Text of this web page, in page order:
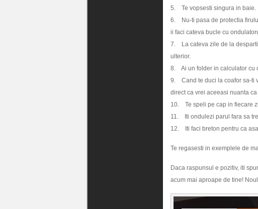
5. Te vopsesti singura in baie.
6. Nu-ti pasa de protectia
ii faci cateva bucle cu
7. La cateva zile de la
ulterior.
8. Ai un folder in calculator cu
9. Cand te duci la coafor sa-ti
direct ca vrei aceeasi nuanta
10. Te speli pe cap in fiecare
11. Iti ondulezi parul fara sa
12. Iti faci breton pentru ca
Te regasesti in exemplele de
Daca raspunsul e pozitiv, iti
acum mai aproape de tine! Noul